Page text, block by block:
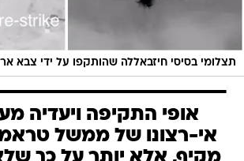
תצלומי בסיסי חיזבאללה שהותקפו על ידי צבא
אופי התקיפה ויעדיה
אי-רצונו של ממשל